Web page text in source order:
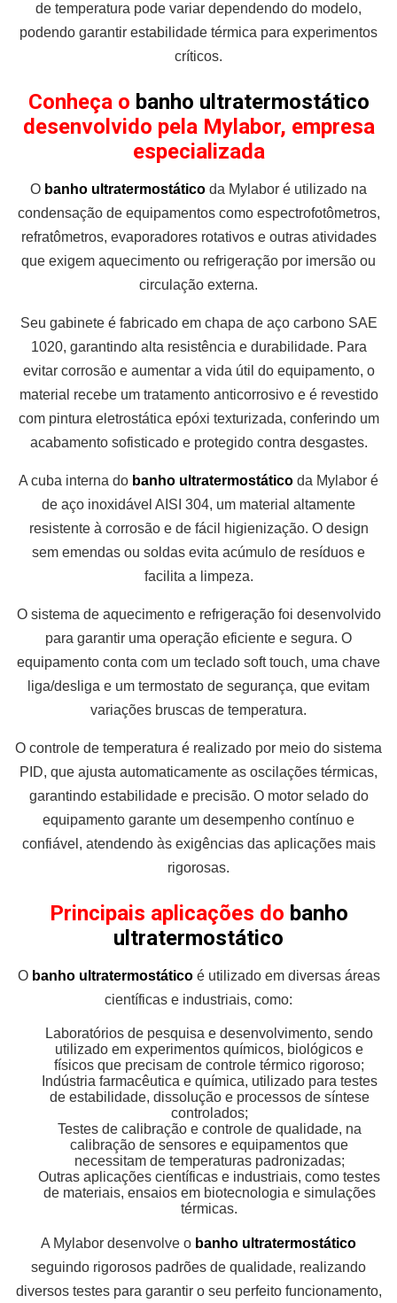
de temperatura pode variar dependendo do modelo,
podendo garantir estabilidade térmica para experimentos
críticos.
Conheça o banho ultratermostático
desenvolvido pela Mylabor, empresa
especializada
O banho ultratermostático da Mylabor é utilizado na
condensação de equipamentos como espectrofotômetros,
refratômetros, evaporadores rotativos e outras atividades
que exigem aquecimento ou refrigeração por imersão ou
circulação externa.
Seu gabinete é fabricado em chapa de aço carbono SAE
1020, garantindo alta resistência e durabilidade. Para
evitar corrosão e aumentar a vida útil do equipamento, o
material recebe um tratamento anticorrosivo e é revestido
com pintura eletrostática epóxi texturizada, conferindo um
acabamento sofisticado e protegido contra desgastes.
A cuba interna do banho ultratermostático da Mylabor é
de aço inoxidável AISI 304, um material altamente
resistente à corrosão e de fácil higienização. O design
sem emendas ou soldas evita acúmulo de resíduos e
facilita a limpeza.
O sistema de aquecimento e refrigeração foi desenvolvido
para garantir uma operação eficiente e segura. O
equipamento conta com um teclado soft touch, uma chave
liga/desliga e um termostato de segurança, que evitam
variações bruscas de temperatura.
O controle de temperatura é realizado por meio do sistema
PID, que ajusta automaticamente as oscilações térmicas,
garantindo estabilidade e precisão. O motor selado do
equipamento garante um desempenho contínuo e
confiável, atendendo às exigências das aplicações mais
rigorosas.
Principais aplicações do banho
ultratermostático
O banho ultratermostáticoé utilizado em diversas áreas
científicas e industriais, como:
Laboratórios de pesquisa e desenvolvimento, sendo
utilizado em experimentos químicos, biológicos e
físicos que precisam de controle térmico rigoroso;
Indústria farmacêutica e química, utilizado para testes
de estabilidade, dissolução e processos de síntese
controlados;
Testes de calibração e controle de qualidade, na
calibração de sensores e equipamentos que
necessitam de temperaturas padronizadas;
Outras aplicações científicas e industriais, como testes
de materiais, ensaios em biotecnologia e simulações
térmicas.
A Mylabor desenvolve o banho ultratermostático
seguindo rigorosos padrões de qualidade, realizando
diversos testes para garantir o seu perfeito funcionamento,